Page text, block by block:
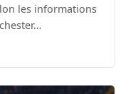
les informations